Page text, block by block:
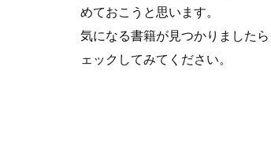
めておこうと思います。
気になる書籍が見つかりました
ェックしてみてください。